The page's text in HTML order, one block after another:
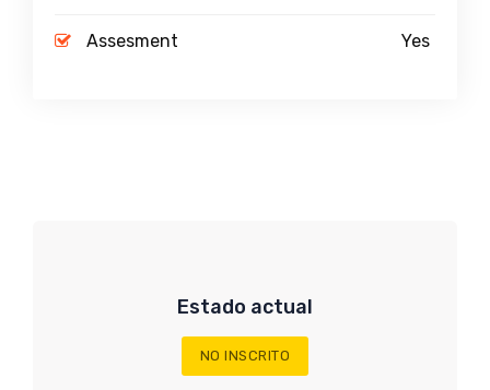
Estado actual
NO INSCRITO
Assesment Yes